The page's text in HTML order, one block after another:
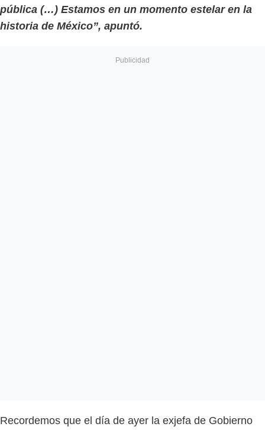
pública (…) Estamos en un momento estelar en la
historia de México”, apuntó.
Recordemos que el día de ayer la exjefa de Gobierno